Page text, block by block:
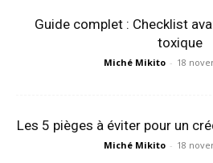
Guide complet : Checklist
toxique
Miché Mikito - 18
Les 5 pièges à éviter pour un
Miché Mikito - 18